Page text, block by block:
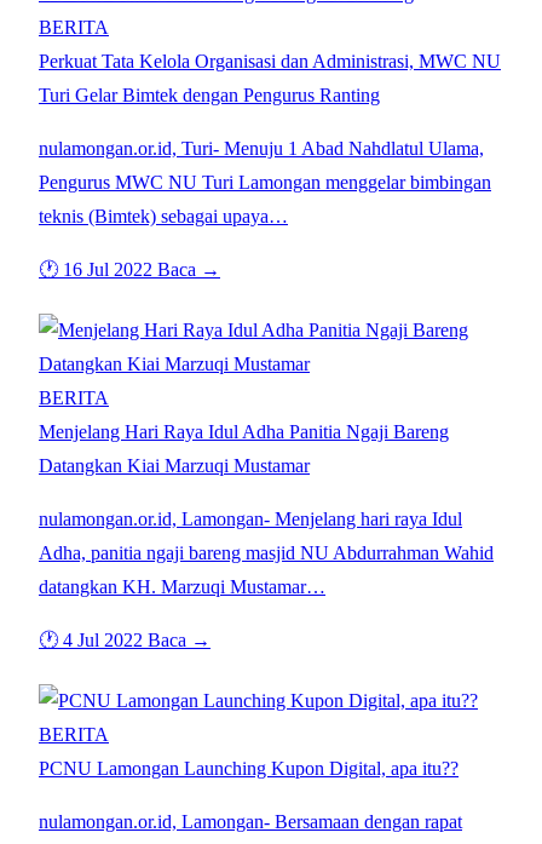
BERITA
Perkuat Tata Kelola Organisasi dan Administrasi, MWC NU
Turi Gelar Bimtek dengan Pengurus Ranting
nulamongan.or.id, Turi- Menuju 1 Abad Nahdlatul Ulama,
Pengurus MWC NU Turi Lamongan menggelar bimbingan
teknis (Bimtek) sebagai upaya…
🕐 16 Jul 2022 Baca →
BERITA
Menjelang Hari Raya Idul Adha Panitia Ngaji Bareng
Datangkan Kiai Marzuqi Mustamar
nulamongan.or.id, Lamongan- Menjelang hari raya Idul
Adha, panitia ngaji bareng masjid NU Abdurrahman Wahid
datangkan KH. Marzuqi Mustamar…
🕐 4 Jul 2022 Baca →
BERITA
PCNU Lamongan Launching Kupon Digital, apa itu??
nulamongan.or.id, Lamongan- Bersamaan dengan rapat